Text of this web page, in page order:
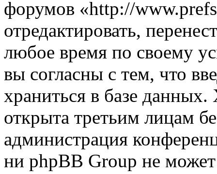
форумов «http://
отредактировать,
любое время по своему
вы согласны с тем, что
храниться в базе
открыта третьим лицам
администрация
ни phpBB Group не может